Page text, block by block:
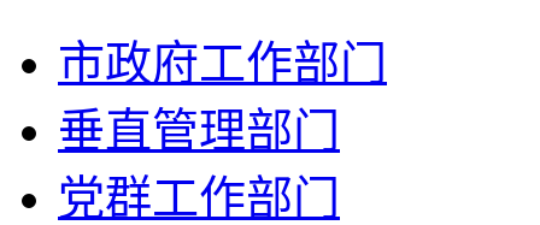
市政府工作部门
垂直管理部门
党群工作部门